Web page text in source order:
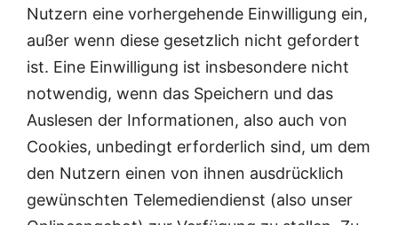
Nutzern eine vorhergehende Einwilligung ein,
außer wenn diese gesetzlich nicht gefordert
ist. Eine Einwilligung ist insbesondere nicht
notwendig, wenn das Speichern und das
Auslesen der Informationen, also auch von
Cookies, unbedingt erforderlich sind, um dem
den Nutzern einen von ihnen ausdrücklich
gewünschten Telemediendienst (also unser